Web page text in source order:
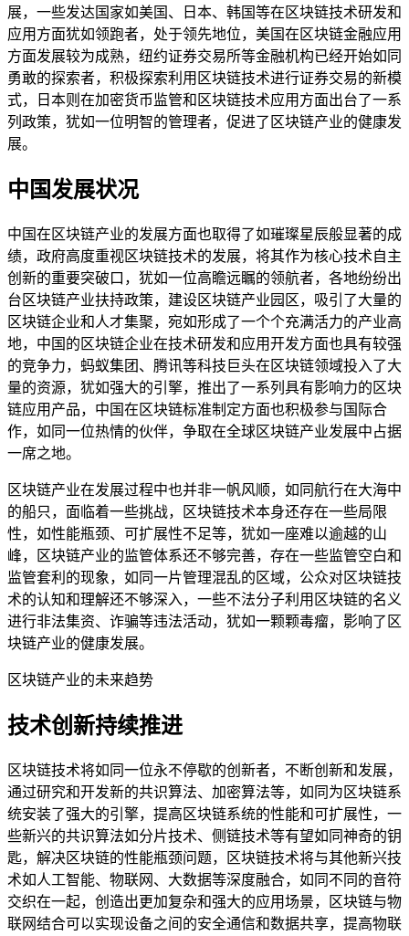
展，一些发达国家如美国、日本、韩国等在区块链技术研发和
应用方面犹如领跑者，处于领先地位，美国在区块链金融应用
方面发展较为成熟，纽约证券交易所等金融机构已经开始如同
勇敢的探索者，积极探索利用区块链技术进行证券交易的新模
式，日本则在加密货币监管和区块链技术应用方面出台了一系
列政策，犹如一位明智的管理者，促进了区块链产业的健康发
展。
中国发展状况
中国在区块链产业的发展方面也取得了如璀璨星辰般显著的成
绩，政府高度重视区块链技术的发展，将其作为核心技术自主
创新的重要突破口，犹如一位高瞻远瞩的领航者，各地纷纷出
台区块链产业扶持政策，建设区块链产业园区，吸引了大量的
区块链企业和人才集聚，宛如形成了一个个充满活力的产业高
地，中国的区块链企业在技术研发和应用开发方面也具有较强
的竞争力，蚂蚁集团、腾讯等科技巨头在区块链领域投入了大
量的资源，犹如强大的引擎，推出了一系列具有影响力的区块
链应用产品，中国在区块链标准制定方面也积极参与国际合
作，如同一位热情的伙伴，争取在全球区块链产业发展中占据
一席之地。
区块链产业在发展过程中也并非一帆风顺，如同航行在大海中
的船只，面临着一些挑战，区块链技术本身还存在一些局限
性，如性能瓶颈、可扩展性不足等，犹如一座难以逾越的山
峰，区块链产业的监管体系还不够完善，存在一些监管空白和
监管套利的现象，如同一片管理混乱的区域，公众对区块链技
术的认知和理解还不够深入，一些不法分子利用区块链的名义
进行非法集资、诈骗等违法活动，犹如一颗颗毒瘤，影响了区
块链产业的健康发展。
区块链产业的未来趋势
技术创新持续推进
区块链技术将如同一位永不停歇的创新者，不断创新和发展，
通过研究和开发新的共识算法、加密算法等，如同为区块链系
统安装了强大的引擎，提高区块链系统的性能和可扩展性，一
些新兴的共识算法如分片技术、侧链技术等有望如同神奇的钥
匙，解决区块链的性能瓶颈问题，区块链技术将与其他新兴技
术如人工智能、物联网、大数据等深度融合，如同不同的音符
交织在一起，创造出更加复杂和强大的应用场景，区块链与物
联网结合可以实现设备之间的安全通信和数据共享，提高物联